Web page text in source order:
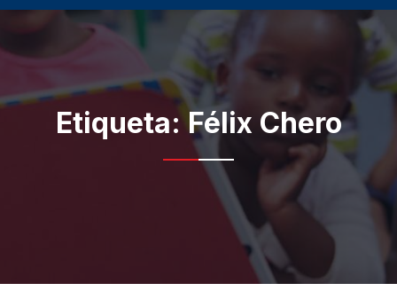
Etiqueta:Félix Chero